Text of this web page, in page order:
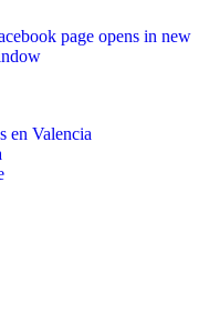
page opens in new
en Valencia